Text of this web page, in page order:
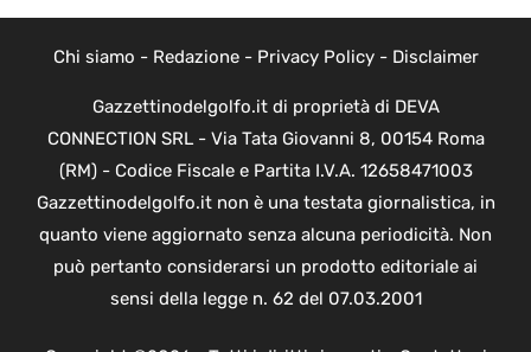
Chi siamo - Redazione- Privacy Policy- Disclaimer
Gazzettinodelgolfo.it di proprietà di DEVA
CONNECTION SRL - Via Tata Giovanni 8, 00154 Roma
(RM) - Codice Fiscale e Partita I.V.A. 12658471003
Gazzettinodelgolfo.it non è una testata giornalistica, in
quanto viene aggiornato senza alcuna periodicità. Non
può pertanto considerarsi un prodotto editoriale ai
sensi della legge n. 62 del 07.03.2001